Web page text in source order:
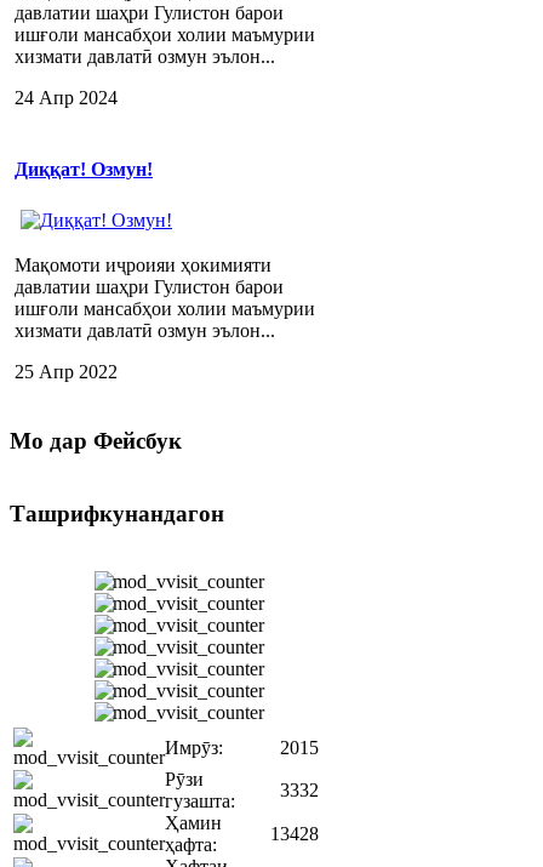
давлатии шаҳри Гулистон барои
ишғоли мансабҳои холии маъмурии
хизмати давлатӣ озмун эълон...
24 Апр 2024
Диққат! Озмун!
Мақомоти иҷроияи ҳокимияти
давлатии шаҳри Гулистон барои
ишғоли мансабҳои холии маъмурии
хизмати давлатӣ озмун эълон...
25 Апр 2022
Мо дар Фейсбук
Ташрифкунандагон
Имрӯз:
2015
Рӯзи
гузашта:
3332
Ҳамин
ҳафта:
13428